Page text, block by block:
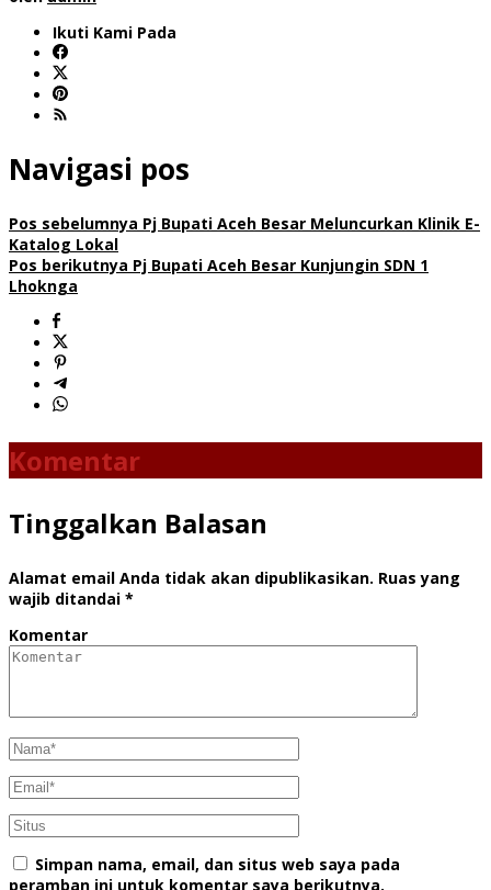
Ikuti Kami Pada
Navigasi pos
Pos sebelumnya Pj Bupati Aceh Besar Meluncurkan Klinik E-
Katalog Lokal
Pos berikutnya Pj Bupati Aceh Besar Kunjungin SDN 1
Lhoknga
Komentar
Tinggalkan Balasan
Alamat email Anda tidak akan dipublikasikan. Ruas yang
wajib ditandai *
Komentar
Simpan nama, email, dan situs web saya pada
peramban ini untuk komentar saya berikutnya.